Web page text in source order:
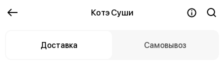
Котэ Суши
Доставка Самовывоз